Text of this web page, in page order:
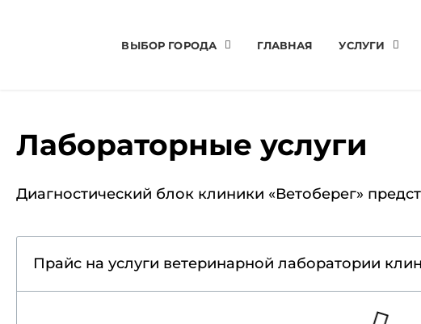
ВЫБОР ГОРОДА ГЛАВНАЯ УСЛУГИ
Лабораторные услуги
Диагностический блок клиники «Ветоберег»
Прайс на услуги ветеринарной лаборатории